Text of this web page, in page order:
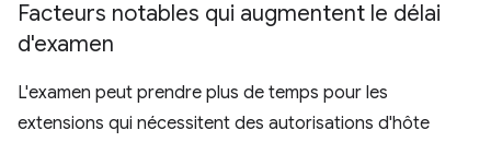
Facteurs notables qui augmentent le délai
d'examen
L'examen peut prendre plus de temps pour les
extensions qui nécessitent des autorisations d'hôte